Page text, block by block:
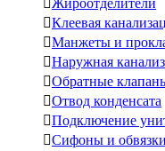
Жироотделители
Клеевая
Манжеты и
Наружная
Обратные
Отвод конденсата
Подключение
Сифоны и обвязки